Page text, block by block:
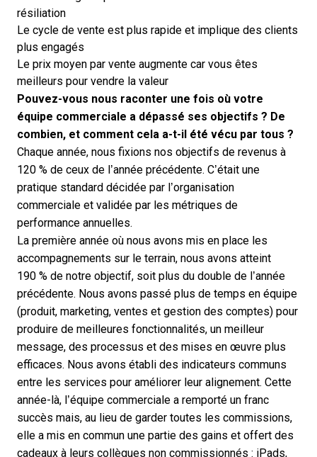
résiliation
Le cycle de vente est plus rapide et implique des clients
plus engagés
Le prix moyen par vente augmente car vous êtes
meilleurs pour vendre la valeur
Pouvez-vous nous raconter une fois où votre
équipe commerciale a dépassé ses objectifs ? De
combien, et comment cela a-t-il été vécu par tous ?
Chaque année, nous fixions nos objectifs de revenus à
120 % de ceux de l’année précédente. C’était une
pratique standard décidée par l’organisation
commerciale et validée par les métriques de
performance annuelles.
La première année où nous avons mis en place les
accompagnements sur le terrain, nous avons atteint
190 % de notre objectif, soit plus du double de l’année
précédente. Nous avons passé plus de temps en équipe
(produit, marketing, ventes et gestion des comptes) pour
produire de meilleures fonctionnalités, un meilleur
message, des processus et des mises en œuvre plus
efficaces. Nous avons établi des indicateurs communs
entre les services pour améliorer leur alignement. Cette
année-là, l’équipe commerciale a remporté un franc
succès mais, au lieu de garder toutes les commissions,
elle a mis en commun une partie des gains et offert des
cadeaux à leurs collègues non commissionnés : iPads,